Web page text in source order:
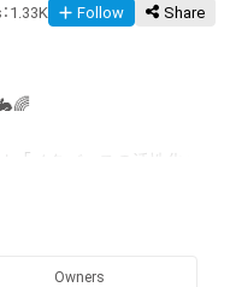
： 1.33K Follow Share
「メタバースの活性化」
基づき作成していま
Owners